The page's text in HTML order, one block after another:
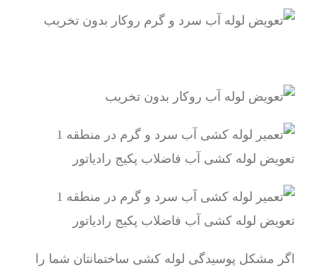
اگر مشکل پوسیدگی لوله کشی ساختمانتان شما را